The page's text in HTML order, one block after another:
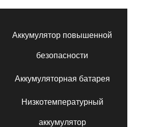
Аккумулятор повышенной
безопасности
Аккумуляторная батарея
Низкотемпературный
аккумулятор